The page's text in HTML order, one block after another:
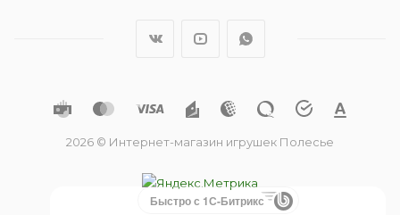
2026 © Интернет-магазин игрушек Полесье
Быстро с 1С-Битрикс